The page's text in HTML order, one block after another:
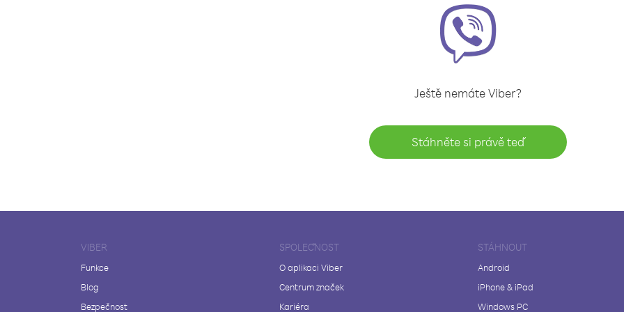
Ještě nemáte Viber?
Stáhněte si právě teď
VIBER
Funkce
Blog
Bezpečnost
SPOLEČNOST
O aplikaci Viber
Centrum značek
Kariéra
STÁHNOUT
Android
iPhone & iPad
Windows PC